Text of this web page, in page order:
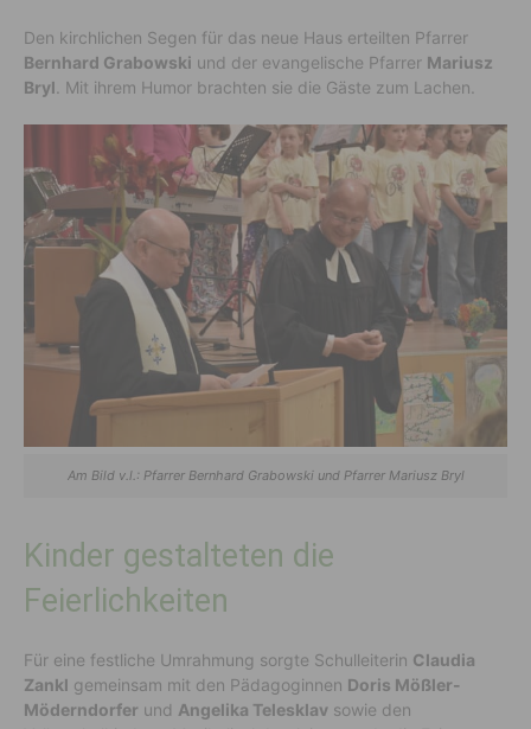
Den kirchlichen Segen für das neue Haus erteilten Pfarrer
Bernhard Grabowski und der evangelische Pfarrer Mariusz
Bryl . Mit ihrem Humor brachten sie die Gäste zum Lachen.
Am Bild v.l.: Pfarrer Bernhard Grabowski und Pfarrer Mariusz Bryl
Kinder gestalteten die
Feierlichkeiten
Für eine festliche Umrahmung sorgte Schulleiterin Claudia
Zankl gemeinsam mit den Pädagoginnen Doris Mößler-
Möderndorfer und Angelika Telesklav sowie den